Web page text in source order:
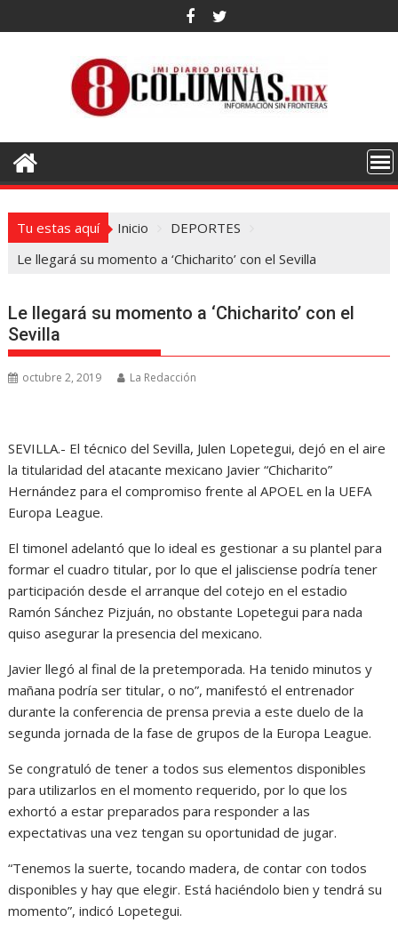
al
Tu estas aquí Inicio
DEPORTES
Le llegará su momento a ‘Chicharito’ con el Sevilla
Le llegará su momento a ‘Chicharito’ con el
Sevilla
octubre 2, 2019 La Redacción
SEVILLA.- El técnico del Sevilla, Julen Lopetegui, dejó en el aire
la titularidad del atacante mexicano Javier “Chicharito”
Hernández para el compromiso frente al APOEL en la UEFA
Europa League.
El timonel adelantó que lo ideal es gestionar a su plantel para
formar el cuadro titular, por lo que el jalisciense podría tener
participación desde el arranque del cotejo en el estadio
Ramón Sánchez Pizjuán, no obstante Lopetegui para nada
quiso asegurar la presencia del mexicano.
Javier llegó al final de la pretemporada. Ha tenido minutos y
mañana podría ser titular, o no”, manifestó el entrenador
durante la conferencia de prensa previa a este duelo de la
segunda jornada de la fase de grupos de la Europa League.
Se congratuló de tener a todos sus elementos disponibles
para utilizarlos en el momento requerido, por lo que los
exhortó a estar preparados para responder a las
expectativas una vez tengan su oportunidad de jugar.
“Tenemos la suerte, tocando madera, de contar con todos
disponibles y hay que elegir. Está haciéndolo bien y tendrá su
momento”, indicó Lopetegui.